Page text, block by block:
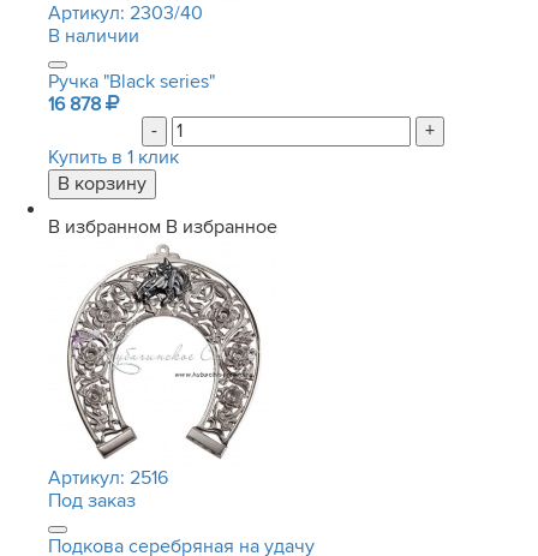
Артикул: 2303/40
В наличии
Ручка "Black series"
16 878
-
+
Купить в 1 клик
В избранном В избранное
Артикул: 2516
Под заказ
Подкова серебряная на удачу